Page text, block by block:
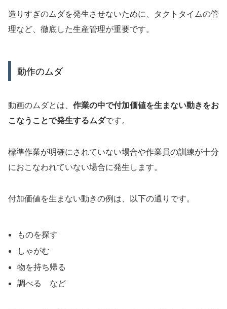
造りすぎのムダを発生させないために、タクトタイムの管
理など、徹底した生産管理が重要です。
動作のムダ
動画のムダとは、 作業の中で付加価値を生まない動きをお
こなうことで発生するムダです。
標準作業が明確にされていない場合や作業員の訓練が十分
におこなわれていない場合に発生します。
付加価値を生まない動きの例は、以下の通りです。
ものを探す
しゃがむ
物を持ち帰る
調べる など